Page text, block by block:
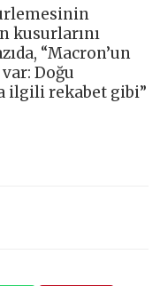
kusurlarını
“Macron’un
Doğu
ilgili rekabet gibi”